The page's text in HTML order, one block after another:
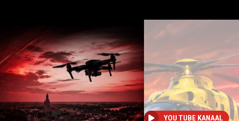
YOU TUBE KANAAL